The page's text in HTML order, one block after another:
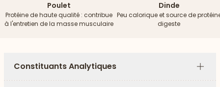
Poulet
Protéine de haute qualité : contribue
à l'entretien de la masse musculaire
Dinde
Peu calorique et source de
digeste
Constituants Analytiques
Plus